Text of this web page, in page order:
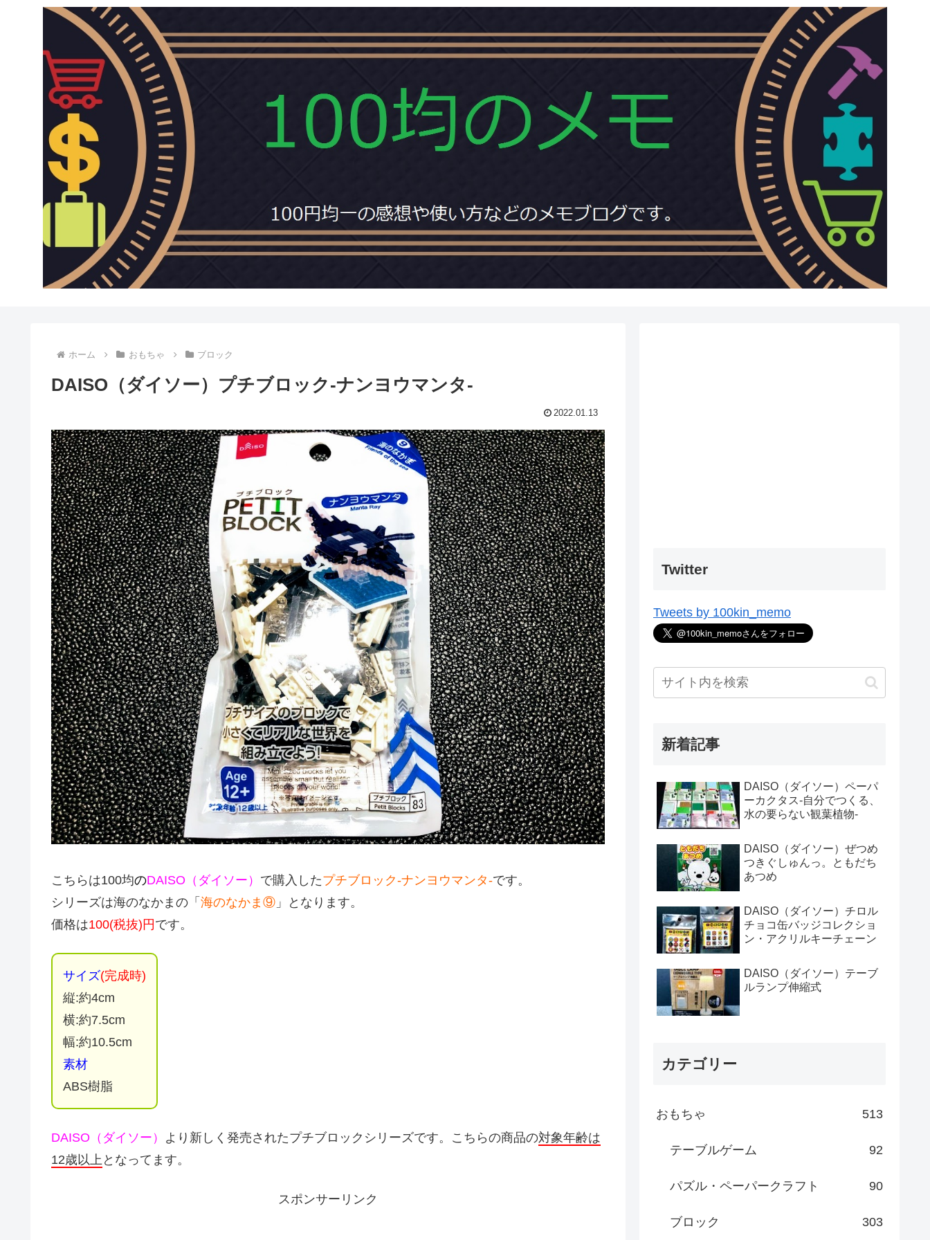
ホーム おもちゃ ブロック
DAISO（ダイソー）プチブロック-ナンヨウマンタ-
2022.01.13
こちらは100均のDAISO（ダイソー） で購入したプチブロック-ナンヨウマンタ-です。
シリーズは海のなかまの「 海のなかま⑨ 」となります。
価格は100(税抜)円です。
サイズ(完成時)
縦:約4cm
横:約7.5cm
幅:約10.5cm
素材
ABS樹脂
DAISO（ダイソー） より新しく発売されたプチブロックシリーズです。こちらの商品の対象年齢は
12歳以上 となってます。
スポンサーリンク
Twitter
Tweets by 100kin_memo
新着記事
DAISO（ダイソー）ペーパ
ーカクタス-自分でつくる、
水の要らない観葉植物-
DAISO（ダイソー）ぜつめ
つきぐしゅんっ。ともだち
あつめ
DAISO（ダイソー）チロル
チョコ缶バッジコレクショ
ン・アクリルキーチェーン
DAISO（ダイソー）テーブ
ルランプ伸縮式
カテゴリー
おもちゃ 513
テーブルゲーム 92
パズル・ペーパークラフト 90
ブロック 303